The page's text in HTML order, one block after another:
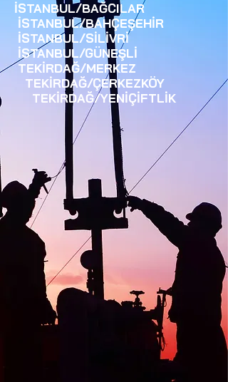
İSTANBUL/BAĞCILAR
İSTANBUL/BAHÇEŞEHİR
İSTANBUL/SİLİVRİ
İSTANBUL/GÜNEŞLİ
TEKİRDAĞ/MERKEZ
TEKİRDAĞ/ÇERKEZKÖY
TEKİRDAĞ/YENİÇİFTLİK